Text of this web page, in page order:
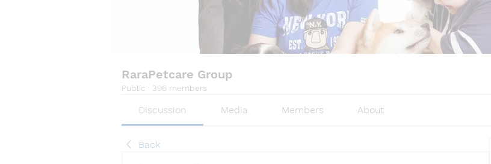
RaraPetcare Group
Public · 396 members
Discussion Media Members About
Back